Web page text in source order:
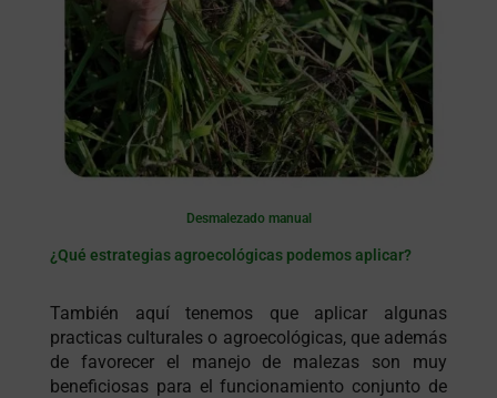
Desmalezado manual
¿Qué estrategias agroecológicas podemos aplicar?
También aquí tenemos que aplicar algunas
practicas culturales o agroecológicas, que además
de favorecer el manejo de malezas son muy
beneficiosas para el funcionamiento conjunto de